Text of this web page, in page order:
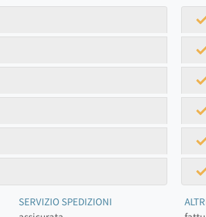
SERVIZIO SPEDIZIONI